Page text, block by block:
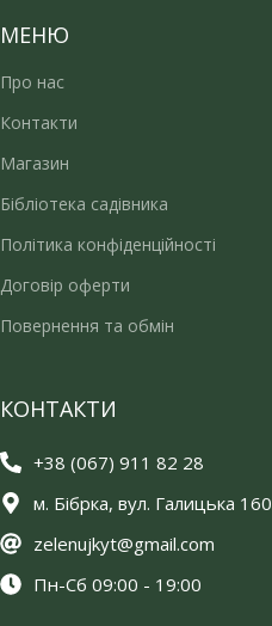
МЕНЮ
Про нас
Контакти
Магазин
Бібліотека садівника
Політика конфіденційності
Договір оферти
Повернення та обмін
КОНТАКТИ
+38 (067) 911 82 28
м. Бібрка, вул. Галицька 160
zelenujkyt@gmail.com
Пн-Сб 09:00 - 19:00